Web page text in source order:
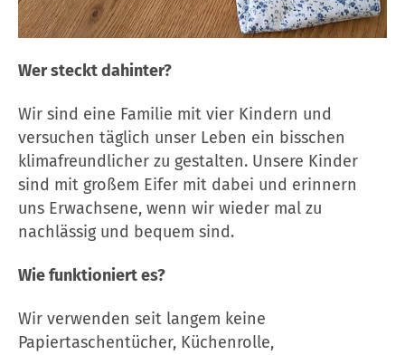
Wer steckt dahinter?
Wir sind eine Familie mit vier Kindern und
versuchen täglich unser Leben ein bisschen
klimafreundlicher zu gestalten. Unsere Kinder
sind mit großem Eifer mit dabei und erinnern
uns Erwachsene, wenn wir wieder mal zu
nachlässig und bequem sind.
Wie funktioniert es?
Wir verwenden seit langem keine
Papiertaschentücher, Küchenrolle,